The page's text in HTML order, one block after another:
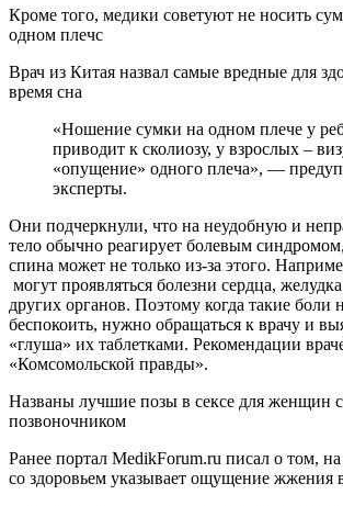
Кроме того, медики советуют не носить
одном плечс
Врач из Китая назвал самые вредные для
время сна
«Ношение сумки на одном плече у
приводит к сколиозу, у взрослых –
«опущение» одного плеча», —
эксперты.
Они подчеркнули, что на неудобную и
тело обычно реагирует болевым
спина может не только из-за этого.
могут проявляться болезни сердца,
других органов. Поэтому когда такие боли
беспокоить, нужно обращаться к врачу и
«глуша» их таблетками. Рекомендации
«Комсомольской правды».
Названы лучшие позы в сексе для женщин
позвоночником
Ранее портал MedikForum.ru писал о том,
со здоровьем указывает ощущение жжения